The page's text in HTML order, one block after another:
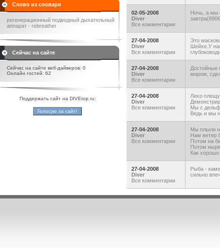
Слово из словаря
регенерационный подводный дыхательный
аппарат - rebreather
Сейчас на сайте
Сейчас на сайте веб-дайверов: 0
Онлайн гостей: 62
Поддержать сайт на DIVEtop.ru:
02-05-2008
Diver
Все комментарии
Ночь, а мы
27-04-2008
Diver
Все комментарии
Это
Шейхе.У
27-04-2008
Diver
Все комментарии
Достойные
миром,
27-04-2008
Diver
Все комментарии
Лихо
Мы с
Ведь и мы
27-04-2008
Diver
Все комментарии
Мы плыли
Нам ветер
Потом на
Потом
Как хорошо
27-04-2008
Diver
Все комментарии
Рыба -
сильно